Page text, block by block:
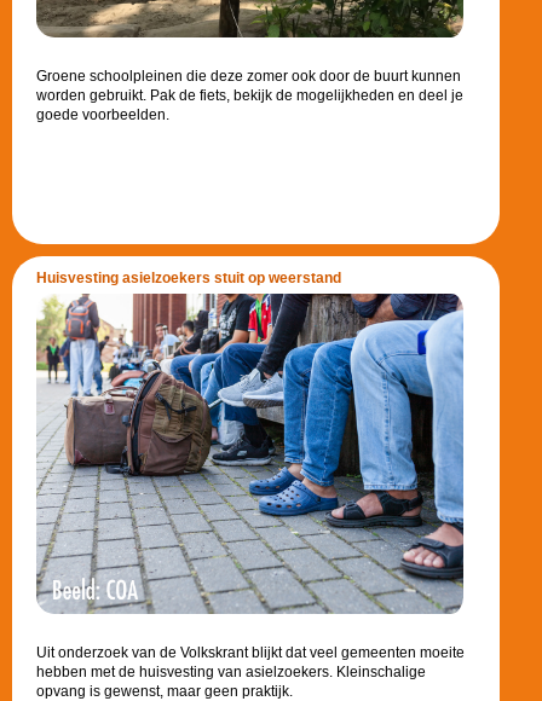
Groene schoolpleinen die deze zomer ook door de buurt kunnen
worden gebruikt. Pak de fiets, bekijk de mogelijkheden en deel je
goede voorbeelden.
Huisvesting asielzoekers stuit op weerstand
Uit onderzoek van de Volkskrant blijkt dat veel gemeenten moeite
hebben met de huisvesting van asielzoekers. Kleinschalige
opvang is gewenst, maar geen praktijk.